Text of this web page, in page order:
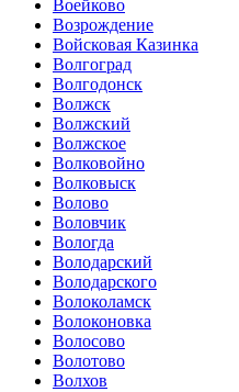
Воейково
Возрождение
Войсковая Казинка
Волгоград
Волгодонск
Волжск
Волжский
Волжское
Волковойно
Волковыск
Волово
Воловчик
Вологда
Володарский
Володарского
Волоколамск
Волоконовка
Волосово
Волотово
Волхов